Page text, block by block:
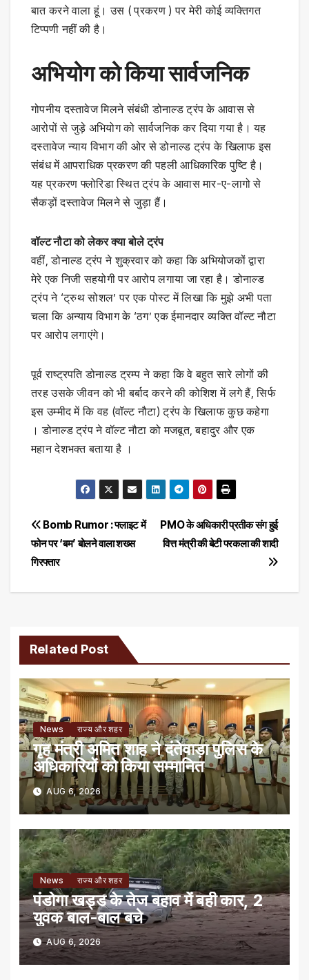
बात करने वाला हूं। उस ( प्रकरण ) पर मेरी कोई व्यक्तिगत
टिप्पणी नहीं की है।
अभियोग को किया सार्वजनिक
गोपनीय दस्तावेज मिलने संबंधी डोनाल्ड ट्रंप के आवास से
आरोपों से जुड़े अभियोग को सार्वजनिक कर दिया गया है। यह
दस्तावेज न्याय विभाग की ओर से डोनाल्ड ट्रंप के खिलाफ इस
संबंध में आपराधिक प्रकरण की पहली आधिकारिक पुष्टि है।
यह प्रकरण फ्लोरिडा स्थित ट्रंप के आवास मार-ए-लागो से
सैकड़ों दस्तावेज मिलने से जुड़ा हैं।
वॉल्ट नौटा को लेकर क्या बोले ट्रंप
वहीं, डोनाल्ड ट्रंप ने शुक्रवार को कहा कि अभियोजकों द्वारा
मेरे एक निजी सहयोगी पर आरोप लगाया जा रहा है। डोनाल्ड
ट्रंप ने ‘ट्रुथ सोशल’ पर एक पोस्ट में लिखा कि मुझे अभी पता
चला कि अन्याय विभाग के ‘ठग’ एक ईमानदार व्यक्ति वॉल्ट नौटा
पर आरोप लगाएंगे।
पूर्व राष्ट्रपति डोनाल्ड ट्रम्प ने कहा कि वे बहुत सारे लोगों की
तरह उसके जीवन को भी बर्बाद करने की कोशिश में लगे हैं, सिर्फ
इस उम्मीद में कि वह (वॉल्ट नौटा) ट्रंप के खिलाफ कुछ कहेगा
। डोनाल्ड ट्रंप ने वॉल्ट नौटा को मजबूत, बहादुर और एक
महान देशभक्त बताया है ।
Post
navigation
PMO के अधिकारी प्रतीक संग हुई
वित्त मंत्री की बेटी परकला की शादी
Bomb Rumor : फ्लाइट में
फोन पर ‘बम’ बोलने वाला शख्स
गिरफ्तार
Related Post
News राज्य और शहर
गृह मंत्री अमित शाह ने दंतेवाड़ा पुलिस के
अधिकारियों को किया सम्मानित
AUG 6, 2026
News राज्य और शहर
पंडोगा खड्ड के तेज बहाव में बही कार, 2
युवक बाल-बाल बचे
AUG 6, 2026